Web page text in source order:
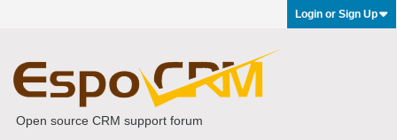
Login or Sign Up
Open source CRM support forum